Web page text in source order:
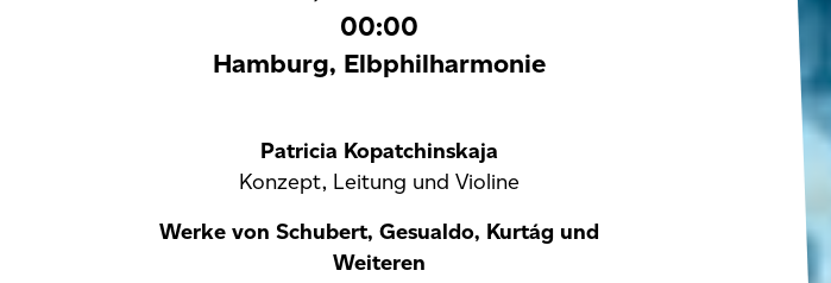
00:00
Hamburg, Elbphilharmonie
Patricia Kopatchinskaja
Konzept, Leitung und Violine
Werke von Schubert, Gesualdo, Kurtág und
Weiteren